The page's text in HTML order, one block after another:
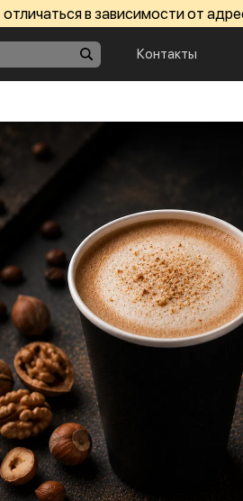
в зависимости от
Контакты